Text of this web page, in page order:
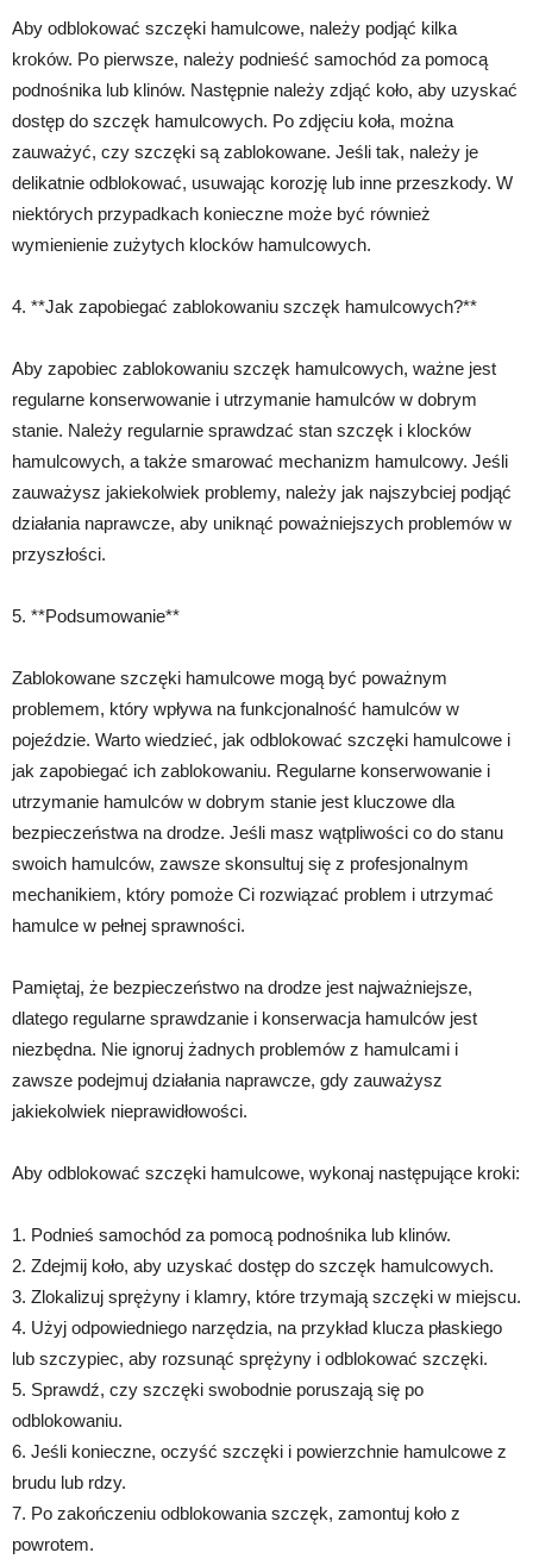
Aby odblokować szczęki hamulcowe, należy podjąć kilka
kroków. Po pierwsze, należy podnieść samochód za pomocą
podnośnika lub klinów. Następnie należy zdjąć koło, aby uzyskać
dostęp do szczęk hamulcowych. Po zdjęciu koła, można
zauważyć, czy szczęki są zablokowane. Jeśli tak, należy je
delikatnie odblokować, usuwając korozję lub inne przeszkody. W
niektórych przypadkach konieczne może być również
wymienienie zużytych klocków hamulcowych.
4. **Jak zapobiegać zablokowaniu szczęk hamulcowych?**
Aby zapobiec zablokowaniu szczęk hamulcowych, ważne jest
regularne konserwowanie i utrzymanie hamulców w dobrym
stanie. Należy regularnie sprawdzać stan szczęk i klocków
hamulcowych, a także smarować mechanizm hamulcowy. Jeśli
zauważysz jakiekolwiek problemy, należy jak najszybciej podjąć
działania naprawcze, aby uniknąć poważniejszych problemów w
przyszłości.
5. **Podsumowanie**
Zablokowane szczęki hamulcowe mogą być poważnym
problemem, który wpływa na funkcjonalność hamulców w
pojeździe. Warto wiedzieć, jak odblokować szczęki hamulcowe i
jak zapobiegać ich zablokowaniu. Regularne konserwowanie i
utrzymanie hamulców w dobrym stanie jest kluczowe dla
bezpieczeństwa na drodze. Jeśli masz wątpliwości co do stanu
swoich hamulców, zawsze skonsultuj się z profesjonalnym
mechanikiem, który pomoże Ci rozwiązać problem i utrzymać
hamulce w pełnej sprawności.
Pamiętaj, że bezpieczeństwo na drodze jest najważniejsze,
dlatego regularne sprawdzanie i konserwacja hamulców jest
niezbędna. Nie ignoruj żadnych problemów z hamulcami i
zawsze podejmuj działania naprawcze, gdy zauważysz
jakiekolwiek nieprawidłowości.
Aby odblokować szczęki hamulcowe, wykonaj następujące kroki:
1. Podnieś samochód za pomocą podnośnika lub klinów.
2. Zdejmij koło, aby uzyskać dostęp do szczęk hamulcowych.
3. Zlokalizuj sprężyny i klamry, które trzymają szczęki w miejscu.
4. Użyj odpowiedniego narzędzia, na przykład klucza płaskiego
lub szczypiec, aby rozsunąć sprężyny i odblokować szczęki.
5. Sprawdź, czy szczęki swobodnie poruszają się po
odblokowaniu.
6. Jeśli konieczne, oczyść szczęki i powierzchnie hamulcowe z
brudu lub rdzy.
7. Po zakończeniu odblokowania szczęk, zamontuj koło z
powrotem.